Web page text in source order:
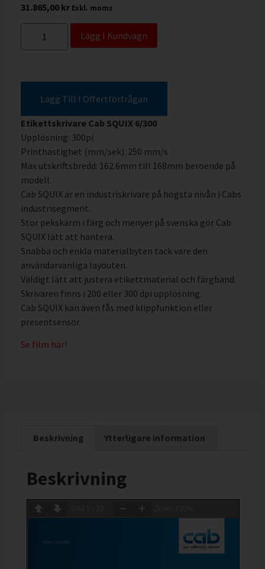
31.865,00 kr Exkl. moms
Lägg I Kundvagn
Lägg Till I Offertförfrågan
Etikettskrivare Cab SQUIX 6/300
Upplösning: 300pi
Printhastighet (mm/sek): 250 mm/s
Max utskriftsbredd: 162.6mm till 168mm beroende på
modell.
Cab SQUIX är en industriskrivare på högsta nivån i Cabs
industrisegment.
Stor pekskärm i färg och menyer på svenska gör Cab
SQUIX lätt att hantera.
Snabba och enkla materialbyten tack vare den
användarvänliga layouten.
Väldigt lätt att justera etikettmaterial och färgband.
Skrivaren finns i 200 eller 300 dpi upplösning.
Cab SQUIX kan även fås med klippfunktion eller
presentsensor.
Se film här!
Beskrivning Ytterligare information
Beskrivning